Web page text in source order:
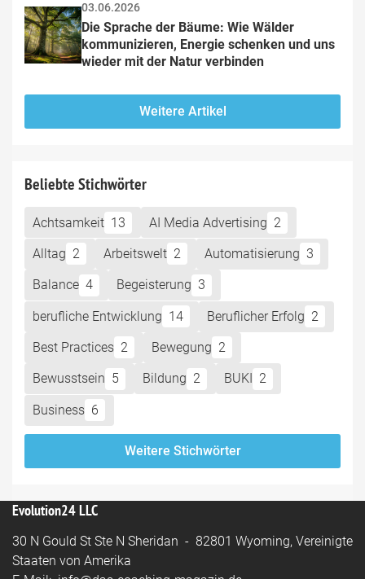
03.06.2026
Die Sprache der Bäume: Wie Wälder
kommunizieren, Energie schenken und uns
wieder mit der Natur verbinden
Weitere Artikel
Beliebte Stichwörter
Achtsamkeit 13 AI Media Advertising 2
Alltag 2 Arbeitswelt 2 Automatisierung 3
Balance 4 Begeisterung 3
berufliche Entwicklung 14 Beruflicher Erfolg 2
Best Practices 2 Bewegung 2
Bewusstsein 5 Bildung 2 BUKI 2
Business 6
Weitere Stichwörter
Evolution24 LLC
30 N Gould St Ste N Sheridan - 82801 Wyoming, Vereinigte
Staaten von Amerika